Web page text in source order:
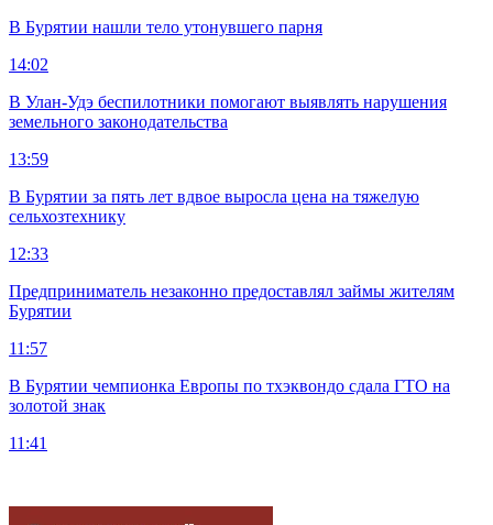
В Бурятии нашли тело утонувшего парня
14:02
В Улан-Удэ беспилотники помогают выявлять нарушения
земельного законодательства
13:59
В Бурятии за пять лет вдвое выросла цена на тяжелую
сельхозтехнику
12:33
Предприниматель незаконно предоставлял займы жителям
Бурятии
11:57
В Бурятии чемпионка Европы по тхэквондо сдала ГТО на
золотой знак
11:41